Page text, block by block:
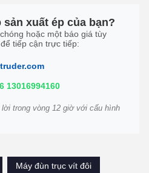
xuất ép của bạn?
hoặc một báo giá tùy
tiếp cận trực tiếp:
13016994160
trong vòng 12 giờ với cấu hình
Máy đùn trục vít đôi